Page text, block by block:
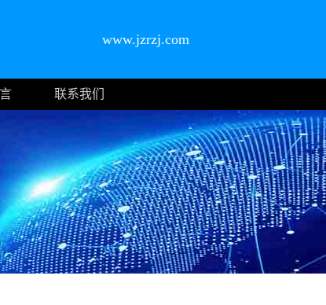
www.jzrzj.com
联系我们